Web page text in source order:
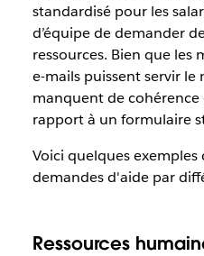
standardisé pour les
d’équipe de demander
ressources. Bien que les
e-mails puissent servir le
manquent de
rapport à un formulaire
Voici quelques exemples
demandes d'aide par
Ressources